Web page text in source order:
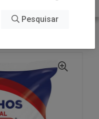
Pesquisar